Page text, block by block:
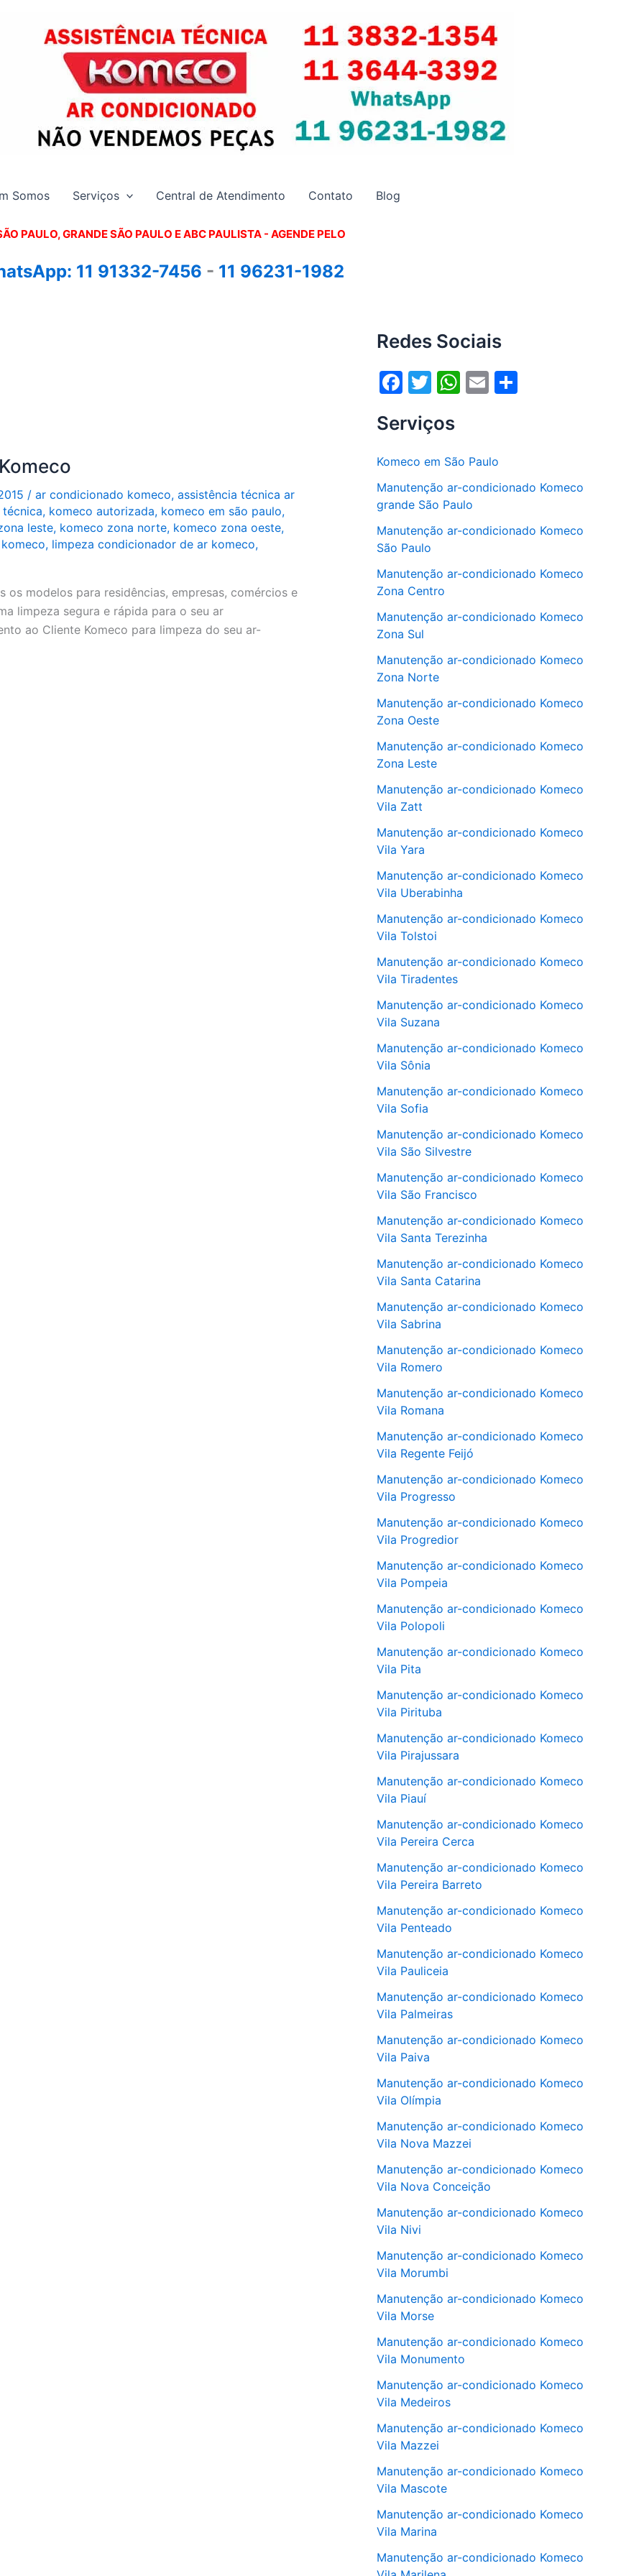
Somos Serviços Central de Atendimento Contato Blog
PAULO, GRANDE SÃO PAULO E ABC PAULISTA - AGENDE PELO
11 91332-7456 - 11 96231-1982
/ ar condicionado komeco, assistência técnica ar
, komeco autorizada, komeco em são paulo,
leste, komeco zona norte, komeco zona oeste,
, limpeza condicionador de ar komeco,
modelos para residências, empresas, comércios e
limpeza segura e rápida para o seu ar
ao Cliente Komeco para limpeza do seu ar-
Redes Sociais
F
c
b
o
o
k
T
itt
er
W
s
A
p
E
l
Serviços
Komeco em São Paulo
Manutenção ar-condicionado Komeco
grande São Paulo
Manutenção ar-condicionado Komeco
São Paulo
Manutenção ar-condicionado Komeco
Zona Centro
Manutenção ar-condicionado Komeco
Zona Sul
Manutenção ar-condicionado Komeco
Zona Norte
Manutenção ar-condicionado Komeco
Zona Oeste
Manutenção ar-condicionado Komeco
Zona Leste
Manutenção ar-condicionado Komeco
Vila Zatt
Manutenção ar-condicionado Komeco
Vila Yara
Manutenção ar-condicionado Komeco
Vila Uberabinha
Manutenção ar-condicionado Komeco
Vila Tolstoi
Manutenção ar-condicionado Komeco
Vila Tiradentes
Manutenção ar-condicionado Komeco
Vila Suzana
Manutenção ar-condicionado Komeco
Vila Sônia
Manutenção ar-condicionado Komeco
Vila Sofia
Manutenção ar-condicionado Komeco
Vila São Silvestre
Manutenção ar-condicionado Komeco
Vila São Francisco
Manutenção ar-condicionado Komeco
Vila Santa Terezinha
Manutenção ar-condicionado Komeco
Vila Santa Catarina
Manutenção ar-condicionado Komeco
Vila Sabrina
Manutenção ar-condicionado Komeco
Vila Romero
Manutenção ar-condicionado Komeco
Vila Romana
Manutenção ar-condicionado Komeco
Vila Regente Feijó
Manutenção ar-condicionado Komeco
Vila Progresso
Manutenção ar-condicionado Komeco
Vila Progredior
Manutenção ar-condicionado Komeco
Vila Pompeia
Manutenção ar-condicionado Komeco
Vila Polopoli
Manutenção ar-condicionado Komeco
Vila Pita
Manutenção ar-condicionado Komeco
Vila Pirituba
Manutenção ar-condicionado Komeco
Vila Pirajussara
Manutenção ar-condicionado Komeco
Vila Piauí
Manutenção ar-condicionado Komeco
Vila Pereira Cerca
Manutenção ar-condicionado Komeco
Vila Pereira Barreto
Manutenção ar-condicionado Komeco
Vila Penteado
Manutenção ar-condicionado Komeco
Vila Pauliceia
Manutenção ar-condicionado Komeco
Vila Palmeiras
Manutenção ar-condicionado Komeco
Vila Paiva
Manutenção ar-condicionado Komeco
Vila Olímpia
Manutenção ar-condicionado Komeco
Vila Nova Mazzei
Manutenção ar-condicionado Komeco
Vila Nova Conceição
Manutenção ar-condicionado Komeco
Vila Nivi
Manutenção ar-condicionado Komeco
Vila Morumbi
Manutenção ar-condicionado Komeco
Vila Morse
Manutenção ar-condicionado Komeco
Vila Monumento
Manutenção ar-condicionado Komeco
Vila Medeiros
Manutenção ar-condicionado Komeco
Vila Mazzei
Manutenção ar-condicionado Komeco
Vila Mascote
Manutenção ar-condicionado Komeco
Vila Marina
Manutenção ar-condicionado Komeco